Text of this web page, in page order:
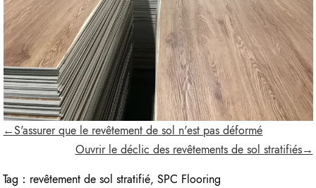
←S'assurer que le revêtement de sol n'est pas déformé
Ouvrir le déclic des revêtements de sol stratifiés→
Tag： revêtement de sol stratifié,SPC Flooring